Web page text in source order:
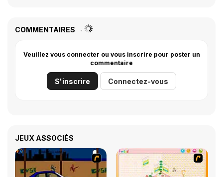
COMMENTAIRES
Veuillez vous connecter ou vous inscrire pour poster un
commentaire
S'inscrire Connectez-vous
JEUX ASSOCIÉS